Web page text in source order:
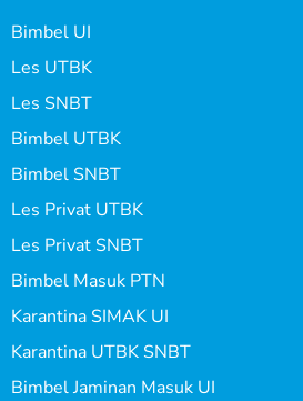
Bimbel UI
Les UTBK
Les SNBT
Bimbel UTBK
Bimbel SNBT
Les Privat UTBK
Les Privat SNBT
Bimbel Masuk PTN
Karantina SIMAK UI
Karantina UTBK SNBT
Bimbel Jaminan Masuk UI